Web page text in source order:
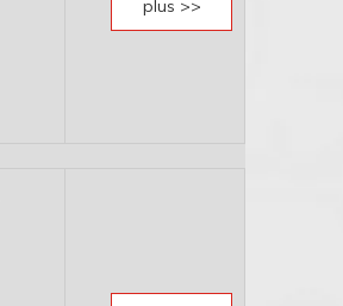
plus >>